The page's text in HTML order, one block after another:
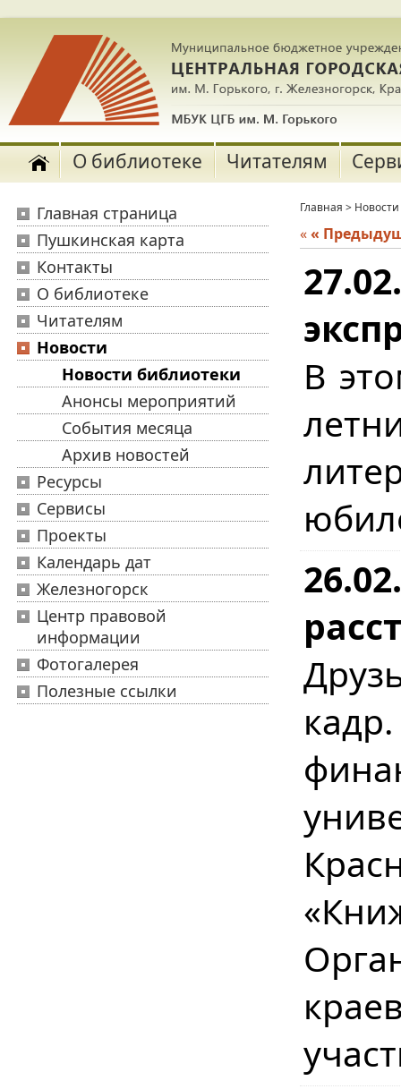
О библиотеке Читателям
Главная страница
Пушкинская карта
Контакты
О библиотеке
Читателям
Новости
Новости библиотеки
Анонсы мероприятий
События месяца
Архив новостей
Ресурсы
Сервисы
Проекты
Календарь дат
Железногорск
Центр правовой
информации
Фотогалерея
Полезные ссылки
Главная > Новости
««
В